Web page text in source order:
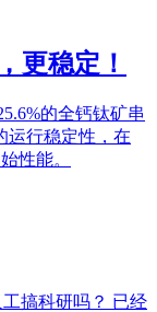
更稳定！
的全钙钛矿串
运行稳定性，在
性能。
搞科研吗？ 已经